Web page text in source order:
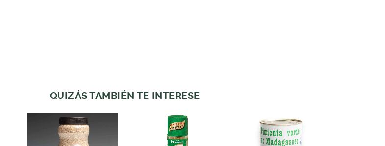
QUIZÁS TAMBIÉN TE INTERESE